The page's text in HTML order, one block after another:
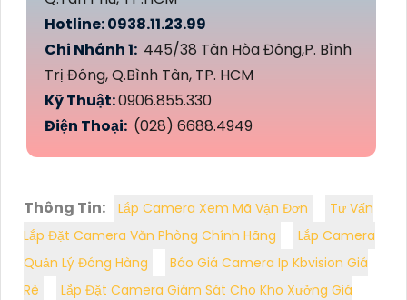
Hotline: 0938.11.23.99
Chi Nhánh 1: 445/38 Tân Hòa Đông,P. Bình
Trị Đông, Q.Bình Tân, TP. HCM
Kỹ Thuật:0906.855.330
Điện Thoại: (028) 6688.4949
Thông Tin: Lắp Camera Xem Mã Vận Đơn
Tư Vấn
Lắp Đặt Camera Văn Phòng Chính Hãng
Lắp Camera
Quản Lý Đóng Hàng
Báo Giá Camera Ip Kbvision Giá
Rè
Lắp Đặt Camera Giám Sát Cho Kho Xưởng Giá